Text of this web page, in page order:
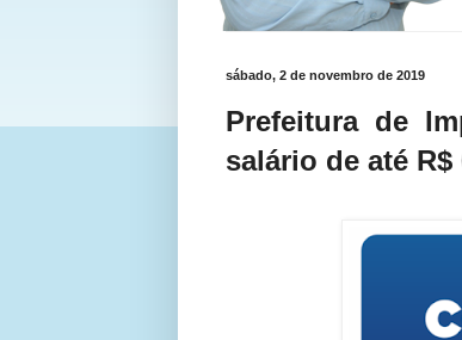
sábado, 2 de novembro de 2019
Prefeitura de
salário de até R$